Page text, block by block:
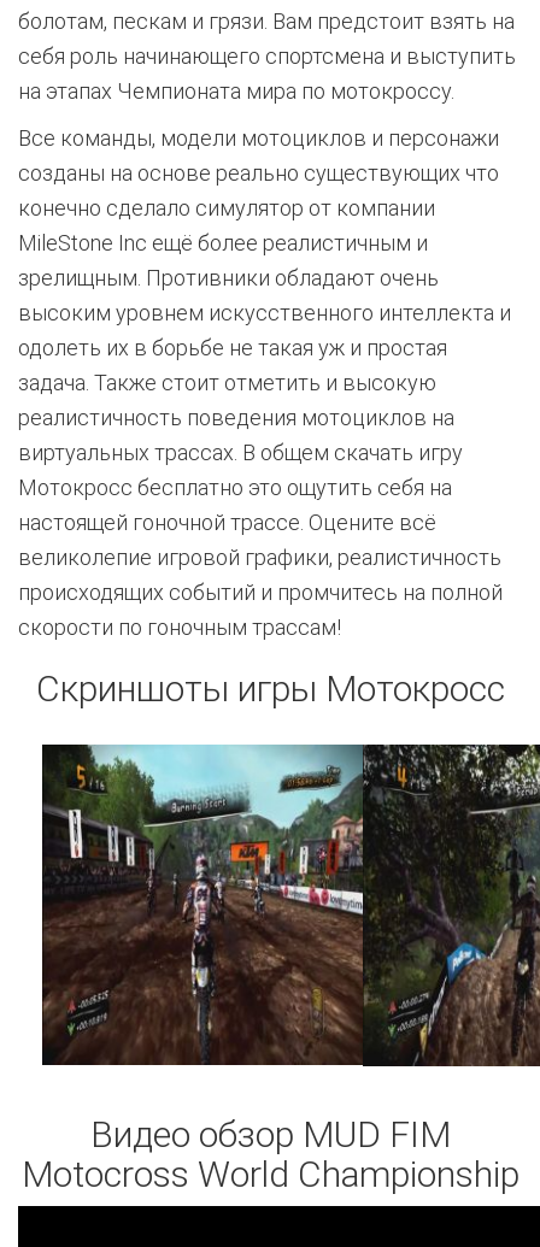
болотам, пескам и грязи. Вам предстоит взять на
себя роль начинающего спортсмена и выступить
на этапах Чемпионата мира по мотокроссу.
Все команды, модели мотоциклов и персонажи
созданы на основе реально существующих что
конечно сделало симулятор от компании
MileStone Inc ещё более реалистичным и
зрелищным. Противники обладают очень
высоким уровнем искусственного интеллекта и
одолеть их в борьбе не такая уж и простая
задача. Также стоит отметить и высокую
реалистичность поведения мотоциклов на
виртуальных трассах. В общем скачать игру
Мотокросс бесплатно это ощутить себя на
настоящей гоночной трассе. Оцените всё
великолепие игровой графики, реалистичность
происходящих событий и промчитесь на полной
скорости по гоночным трассам!
Скриншоты игры Мотокросс
Видео обзор MUD FIM
Motocross World Championship